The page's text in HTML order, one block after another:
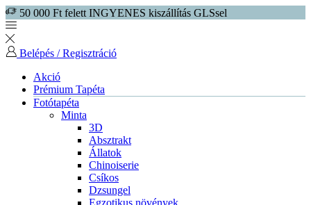
50 000 Ft felett INGYENES kiszállítás GLSsel
Belépés / Regisztráció
Akció
Prémium Tapéta
Fotótapéta
Minta
3D
Absztrakt
Állatok
Chinoiserie
Csíkos
Dzsungel
Egzotikus növények